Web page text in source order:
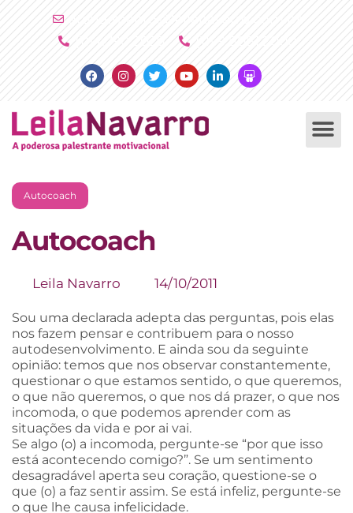
FacebookInstagramTwitterYoutubeLinkedinSlideshare
Autocoach
Autocoach
Leila Navarro 14/10/2011
Sou uma declarada adepta das perguntas, pois elas
nos fazem pensar e contribuem para o nosso
autodesenvolvimento. E ainda sou da seguinte
opinião: temos que nos observar constantemente,
questionar o que estamos sentido, o que queremos,
o que não queremos, o que nos dá prazer, o que nos
incomoda, o que podemos aprender com as
situações da vida e por ai vai.
Se algo (o) a incomoda, pergunte-se “por que isso
está acontecendo comigo?”. Se um sentimento
desagradável aperta seu coração, questione-se o
que (o) a faz sentir assim. Se está infeliz, pergunte-se
o que lhe causa infelicidade.